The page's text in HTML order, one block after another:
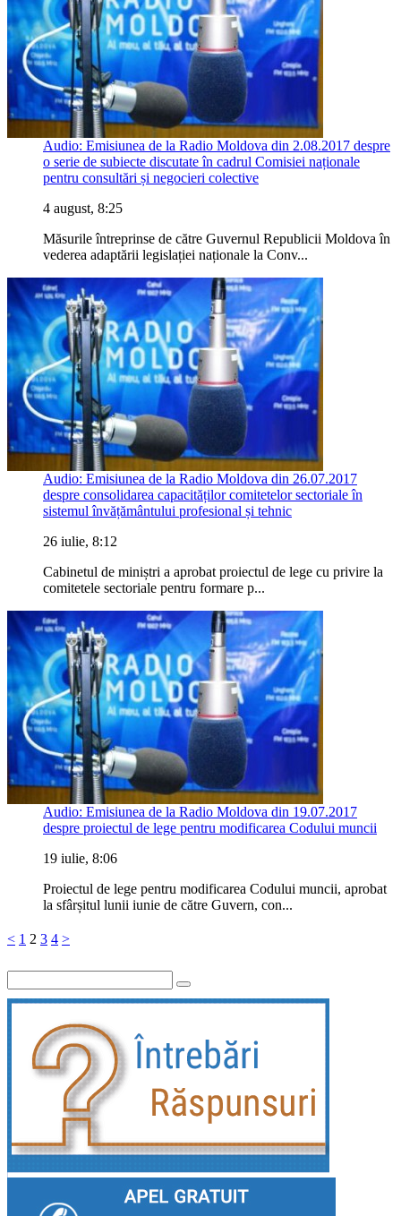
Audio: Emisiunea de la Radio Moldova din 2.08.2017 despre
o serie de subiecte discutate în cadrul Comisiei naționale
pentru consultări și negocieri colective
4 august, 8:25
Măsurile întreprinse de către Guvernul Republicii Moldova în
vederea adaptării legislației naționale la Conv...
Audio: Emisiunea de la Radio Moldova din 26.07.2017
despre consolidarea capacităților comitetelor sectoriale în
sistemul învățământului profesional și tehnic
26 iulie, 8:12
Cabinetul de miniștri a aprobat proiectul de lege cu privire la
comitetele sectoriale pentru formare p...
Audio: Emisiunea de la Radio Moldova din 19.07.2017
despre proiectul de lege pentru modificarea Codului muncii
19 iulie, 8:06
Proiectul de lege pentru modificarea Codului muncii, aprobat
la sfârșitul lunii iunie de către Guvern, con...
< 1 2 3 4 >